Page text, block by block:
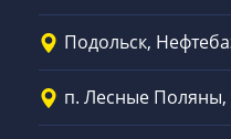
Подольск,
п. Лесные Поляны,